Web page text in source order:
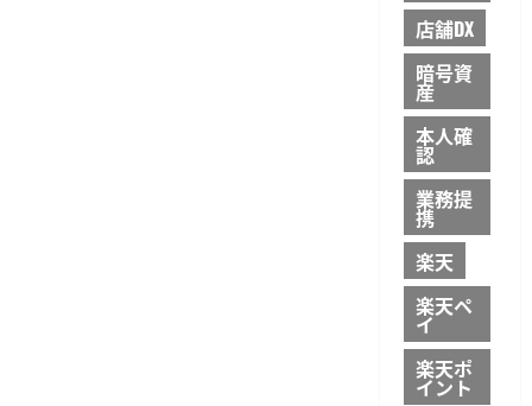
店舗DX
暗号資
産
本人確
認
業務提
携
楽天
楽天ペ
イ
楽天ポ
イント